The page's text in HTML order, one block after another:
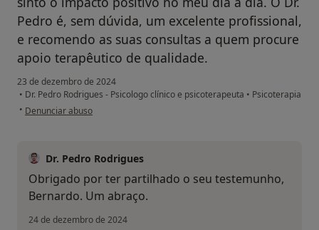
Pedro é, sem dúvida, um excelente profissional,
e recomendo as suas consultas a quem procure
apoio terapêutico de qualidade.
23 de dezembro de 2024
• Dr. Pedro Rodrigues - Psicologo clínico e psicoterapeuta • Psicoterapia
• na opinião do utilizador Bernardo
Denunciar abuso
Dr. Pedro Rodrigues
Obrigado por ter partilhado o seu testemunho,
Bernardo. Um abraço.
24 de dezembro de 2024